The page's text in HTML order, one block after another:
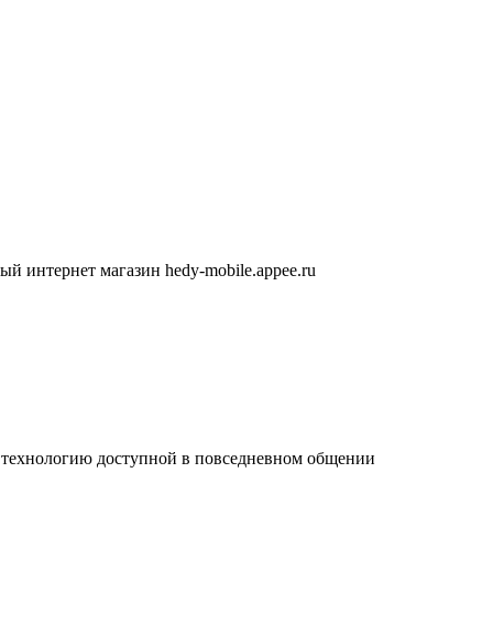
интернет магазин hedy-mobile.appee.ru
технологию доступной в повседневном общении